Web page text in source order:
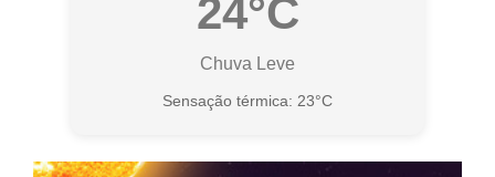
24°C
Chuva Leve
Sensação térmica: 23°C